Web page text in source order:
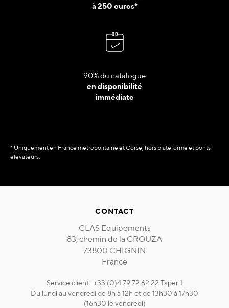
à 250 euros*
90% du catalogue
en disponibilité
immédiate
* Uniquement en France métropolitaine et Corse, hors plateforme et ponts
élévateurs.
CONTACT
CLAS Equipements
83, chemin de la CROUZA
73800 CHIGNIN
France
Service client : +33 (0)4 79 72 62 22 Taper 1
Du lundi au vendredi de 8h à 12h et de 13h30 à 17h30
(16h30 le vendredi)